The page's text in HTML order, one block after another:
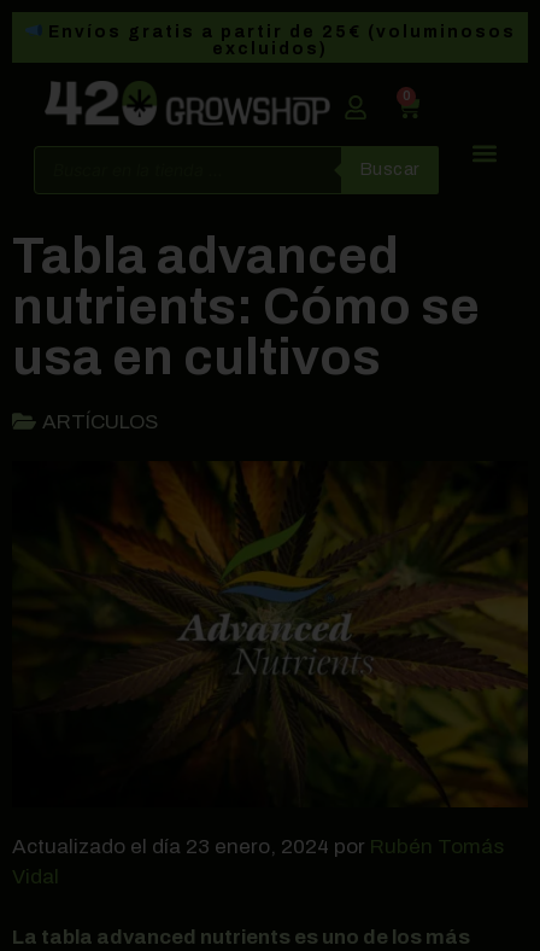
Envíos gratis a partir de 25€ (voluminosos
excluidos)
0
Buscar
Tabla advanced
nutrients: Cómo se
usa en cultivos
ARTÍCULOS
Actualizado el día 23 enero, 2024 por Rubén Tomás
Vidal
La tabla advanced nutrients es uno de los más